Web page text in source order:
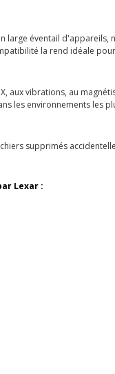
large éventail
la rend idéale
aux vibrations, au
les environnements les
supprimés
Lexar :